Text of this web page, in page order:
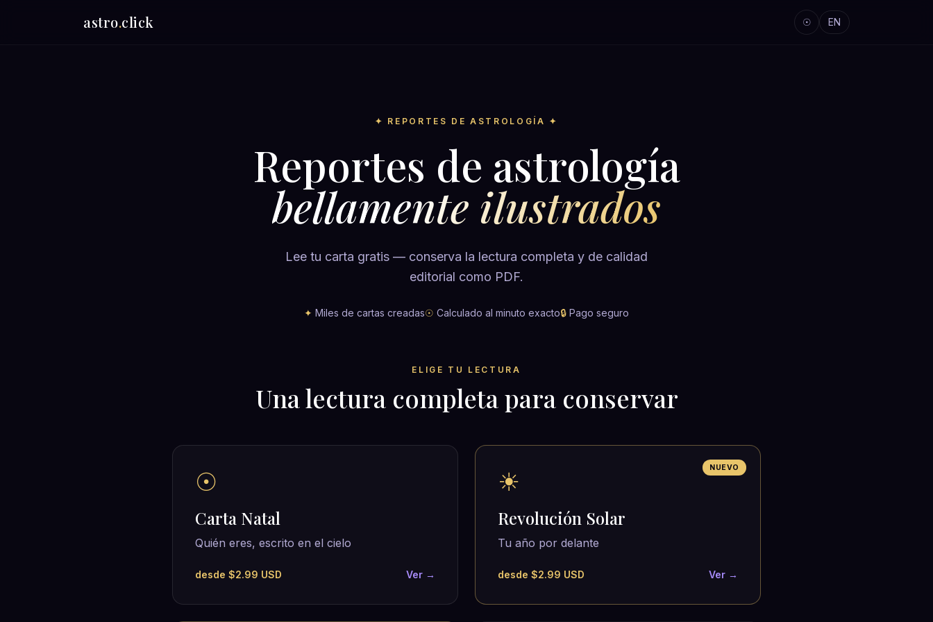
astro.click ☉ EN
✦ REPORTES DE ASTROLOGÍA ✦
Reportes de astrología
bellamente ilustrados
Lee tu carta gratis — conserva la lectura completa y de calidad
editorial como PDF.
✦ Miles de cartas creadas☉ Calculado al minuto exacto🔒 Pago seguro
ELIGE TU LECTURA
Una lectura completa para conservar
☉
Carta Natal
Quién eres, escrito en el cielo
desde $2.99 USD Ver →
NUEVO
☀
Revolución Solar
Tu año por delante
desde $2.99 USD Ver →